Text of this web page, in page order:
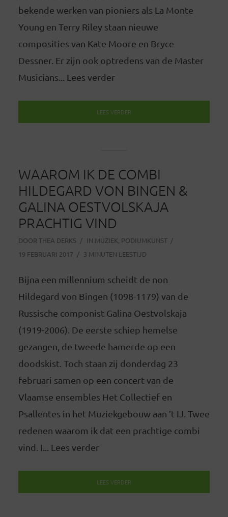
bekende werken van pioniers als La Monte
Young en Terry Riley staan nieuwe
composities van Kate Moore en Bryce
Dessner. Er zijn ook optredens van de Master
Musicians... Lees verder
LEES VERDER
WAAROM IK DE COMBI
HILDEGARD VON BINGEN &
GALINA OESTVOLSKAJA
PRACHTIG VIND
DOOR THEA DERKS IN MUZIEK, PODIUMKUNST
19 FEBRUARI 2017
3 MINUTEN LEESTIJD
Bijna een millennium scheidt de non
Hildegard von Bingen (1098-1179) van de
Russische componist Galina Oestvolskaja
(1919-2006). De eerste schiep hemelse
gezangen, de tweede hamerde op een
doodskist. Toch staan zij donderdag 23
februari samen op een concert van de
Vlaamse ensembles Het Collectief en
Psallentes in het Muziekgebouw aan ’t IJ. Twee
redenen waarom ik dat een prachtige combi
vind. I... Lees verder
LEES VERDER